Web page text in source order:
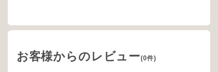
お客様からのレビュー(0件)